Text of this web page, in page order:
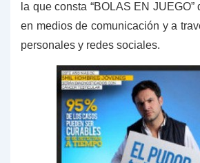
la que consta “BOLAS EN
en medios de comunicación y a
personales y redes sociales.